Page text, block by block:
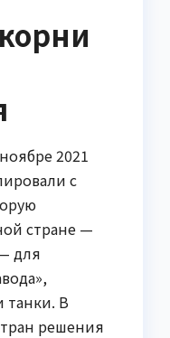
2021
с
стране —
для
танки. В
решения